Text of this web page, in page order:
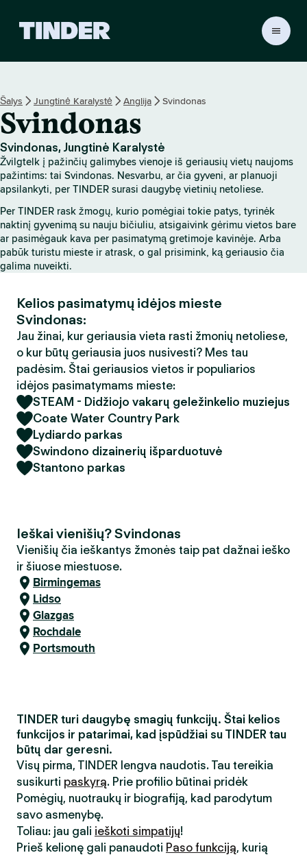
R
p
a
g
r
n
n
i
s
Šalys Jungtinė Karalystė Anglija Svindonas
Svindonas
Svindonas, Jungtinė Karalystė
Žvilgtelk į pažinčių galimybes vienoje iš geriausių vietų naujoms
pažintims: tai Svindonas. Nesvarbu, ar čia gyveni, ar planuoji
apsilankyti, per TINDER surasi daugybę vietinių netoliese.
Per TINDER rask žmogų, kurio pomėgiai tokie patys, tyrinėk
naktinį gyvenimą su nauju bičiuliu, atsigaivink gėrimu vietos bare
ar pasimėgauk kava per pasimatymą gretimoje kavinėje. Arba
pabūk turistu mieste ir atrask, o gal prisimink, ką geriausio čia
galima nuveikti.
Kelios pasimatymų idėjos mieste
Svindonas:
Jau žinai, kur geriausia vieta rasti žmonių netoliese,
o kur būtų geriausia juos nusivesti? Mes tau
padėsim. Štai geriausios vietos ir populiarios
idėjos pasimatymams mieste:
STEAM - Didžiojo vakarų geležinkelio muziejus
Coate Water Country Park
Lydiardo parkas
Swindono dizainerių išparduotuvė
Stantono parkas
Ieškai vienišių? Svindonas
Vienišių čia ieškantys žmonės taip pat dažnai ieško
ir šiuose miestuose.
Birmingemas
Lidso
Glazgas
Rochdale
Portsmouth
TINDER turi daugybę smagių funkcijų. Štai kelios
funkcijos ir patarimai, kad įspūdžiai su TINDER tau
būtų dar geresni.
Visų pirma, TINDER lengva naudotis. Tau tereikia
susikurti paskyrą. Prie profilio būtinai pridėk
Pomėgių, nuotraukų ir biografiją, kad parodytum
savo asmenybę.
Toliau: jau gali ieškoti simpatijų!
Prieš kelionę gali panaudoti Paso funkciją, kurią